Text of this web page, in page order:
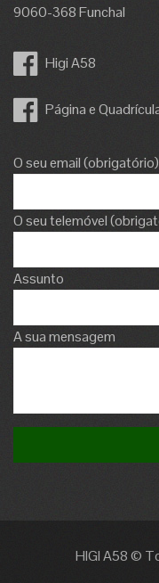
9060-368 Funchal
Higi A58
Página e
O seu email (obrigatório)
O seu telemóvel
Assunto
A sua mensagem
HIGI A58 ©